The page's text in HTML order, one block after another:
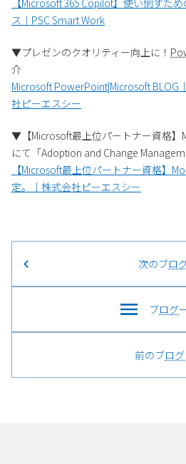
ス｜PSC Smart Work
▼プレゼンのクオリティー向上に！
介
Microsoft PowerPoint|Microsoft BLOG｜
社ピーエスシー
▼【Microsoft最上位パートナー資格】
にて「Adoption and Change
【Microsoft最上位パートナー資格】
定。｜株式会社ピーエスシー
次のブロ
ブログ
前のブログ